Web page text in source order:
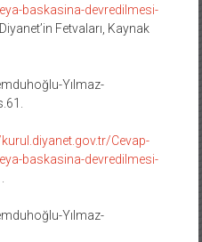
baskasina-devredilmesi-
Fetvaları, Kaynak
Yılmaz-
Cevap-
baskasina-devredilmesi-
Yılmaz-